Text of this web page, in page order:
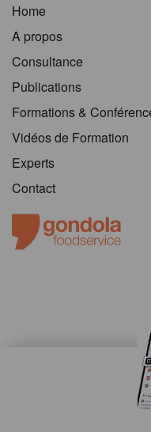
Home
A propos
Consultance
Publications
Formations &
Vidéos de Formation
Experts
Contact